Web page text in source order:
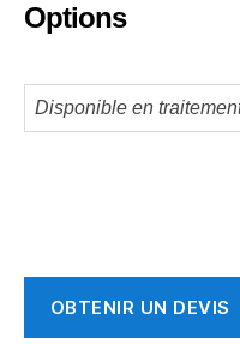
Options
Disponible en
OBTENIR UN DEVIS